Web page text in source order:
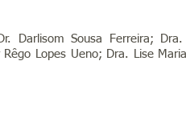
Darlisom Sousa Ferreira;
Lopes Ueno; Dra. Lise